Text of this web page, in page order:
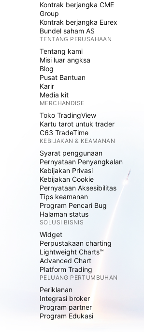
Kontrak berjangka CME
Group
Kontrak berjangka Eurex
Bundel saham AS
TENTANG PERUSAHAAN
Tentang kami
Misi luar angksa
Blog
Pusat Bantuan
Karir
Media kit
MERCHANDISE
Toko TradingView
Kartu tarot untuk trader
C63 TradeTime
KEBIJAKAN & KEAMANAN
Syarat penggunaan
Pernyataan Penyangkalan
Kebijakan Privasi
Kebijakan Cookie
Pernyataan Aksesibilitas
Tips keamanan
Program Pencari Bug
Halaman status
SOLUSI BISNIS
Widget
Perpustakaan charting
Lightweight Charts™
Advanced Chart
Platform Trading
PELUANG PERTUMBUHAN
Periklanan
Integrasi broker
Program partner
Program Edukasi